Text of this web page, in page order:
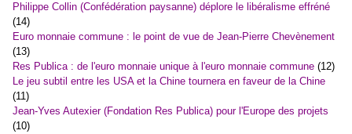
Philippe Collin (Confédération paysanne) déplore le libéralisme effréné
(14)
Euro monnaie commune : le point de vue de Jean-Pierre Chevènement
(13)
Res Publica : de l'euro monnaie unique à l'euro monnaie commune (12)
Le jeu subtil entre les USA et la Chine tournera en faveur de la Chine
(11)
Jean-Yves Autexier (Fondation Res Publica) pour l'Europe des projets
(10)